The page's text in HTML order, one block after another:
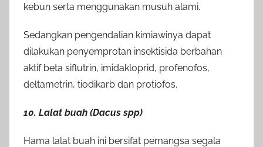
kebun serta menggunakan musuh alami.
Sedangkan pengendalian kimiawinya dapat
dilakukan penyemprotan insektisida berbahan
aktif beta siflutrin, imidakloprid, profenofos,
deltametrin, tiodikarb dan protiofos.
10. Lalat buah (Dacus spp)
Hama lalat buah ini bersifat pemangsa segala